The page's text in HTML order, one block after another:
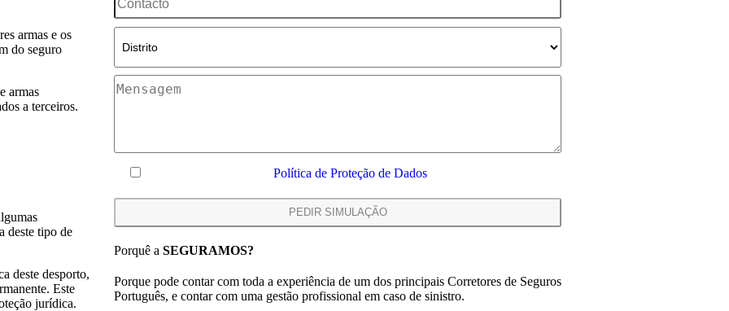
armas e os
do seguro
armas
a terceiros.
deste tipo de
deste desporto,
Este
jurídica.
Política de Proteção de Dados
Porquê a SEGURAMOS?
Porque pode contar com toda a experiência de um dos principais Corretores de Seguros
Português, e contar com uma gestão profissional em caso de sinistro.